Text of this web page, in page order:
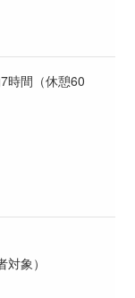
時間（休憩60
象）